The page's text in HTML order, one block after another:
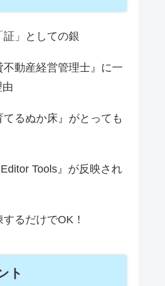
」としての銀
動産経営管理士』に一
てるぬか床』がとっても
Editor Tools』が反映され
るだけでOK！
ト